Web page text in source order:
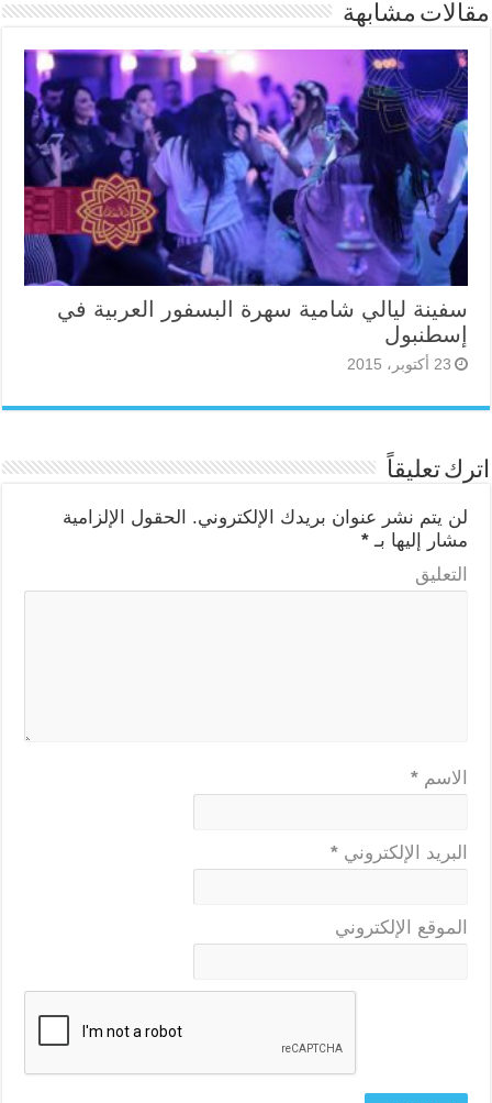
مقالات مشابهة
سفينة ليالي شامية سهرة البسفور العربية في
إسطنبول
23 أكتوبر، 2015
اترك تعليقاً
لن يتم نشر عنوان بريدك الإلكتروني. الحقول الإلزامية
مشار إليها بـ*
التعليق
الاسم*
البريد الإلكتروني*
الموقع الإلكتروني